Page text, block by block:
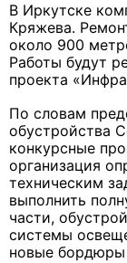
В Иркутске
Кряжева.
около 900
Работы будут
проекта
По словам
обустройства
конкурсные
организация
техническим
выполнить
части,
системы
новые